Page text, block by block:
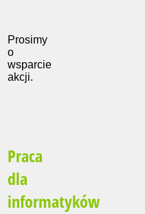
Prosimy
o
wsparcie
akcji.
Praca
dla
informatyków